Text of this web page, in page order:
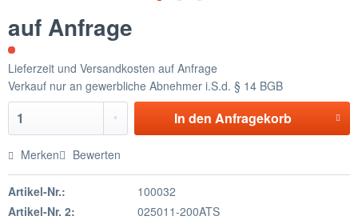
auf Anfrage
Lieferzeit und Versandkosten auf Anfrage
Verkauf nur an gewerbliche Abnehmer i.S.d. § 14 BGB
In den Anfragekorb
Merken Bewerten
Artikel-Nr.:
100032
Artikel-Nr. 2:
025011-200ATS